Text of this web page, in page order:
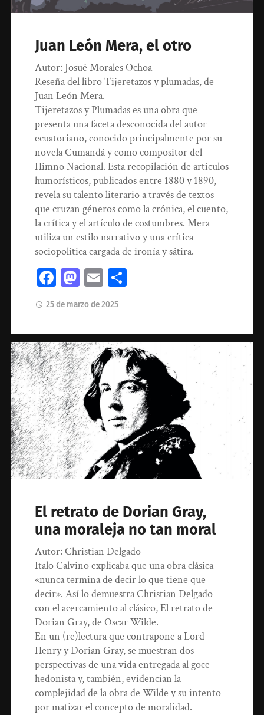
Juan León Mera, el otro
Autor: Josué Morales Ochoa
Reseña del libro Tijeretazos y plumadas, de
Juan León Mera.
Tijeretazos y Plumadas es una obra que
presenta una faceta desconocida del autor
ecuatoriano, conocido principalmente por su
novela Cumandá y como compositor del
Himno Nacional. Esta recopilación de artículos
humorísticos, publicados entre 1880 y 1890,
revela su talento literario a través de textos
que cruzan géneros como la crónica, el cuento,
la crítica y el artículo de costumbres. Mera
utiliza un estilo narrativo y una crítica
sociopolítica cargada de ironía y sátira.
Facebook
Mastodon
Email
25 de marzo de 2025
El retrato de Dorian Gray,
una moraleja no tan moral
Autor: Christian Delgado
Italo Calvino explicaba que una obra clásica
«nunca termina de decir lo que tiene que
decir». Así lo demuestra Christian Delgado
con el acercamiento al clásico, El retrato de
Dorian Gray, de Oscar Wilde.
En un (re)lectura que contrapone a Lord
Henry y Dorian Gray, se muestran dos
perspectivas de una vida entregada al goce
hedonista y, también, evidencian la
complejidad de la obra de Wilde y su intento
por matizar el concepto de moralidad.